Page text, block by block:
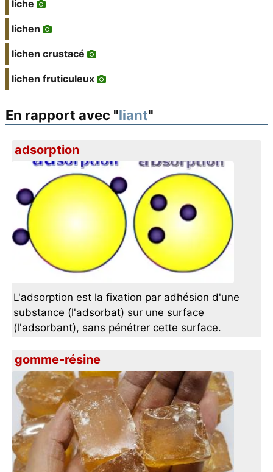
liche
lichen
lichen crustacé
lichen fruticuleux
En rapport avec "liant"
adsorption
L'adsorption est la fixation par adhésion d'une
substance (l'adsorbat) sur une surface
(l'adsorbant), sans pénétrer cette surface.
gomme-résine